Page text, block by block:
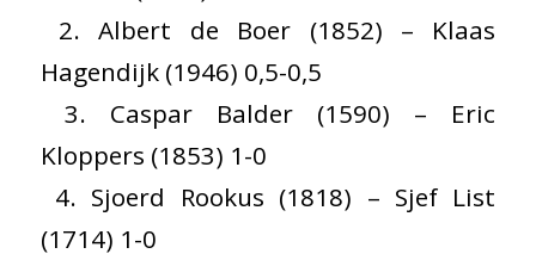
2. Albert de Boer (1852) – Klaas
Hagendijk (1946) 0,5-0,5
3. Caspar Balder (1590) – Eric
Kloppers (1853) 1-0
4. Sjoerd Rookus (1818) – Sjef List
(1714) 1-0